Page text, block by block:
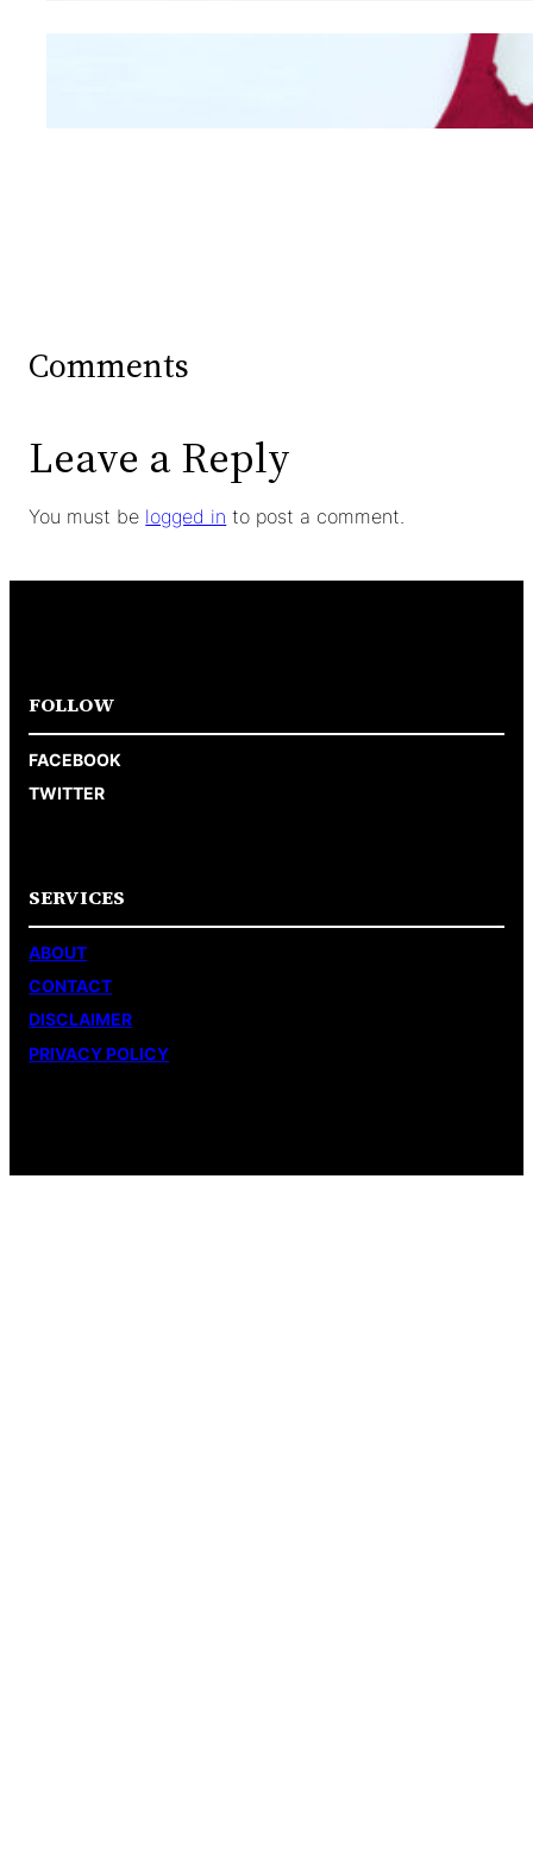
Mengintip Kepribadian
Wanita Dari Warna Bra
Comments
Leave a Reply
You must be logged in to post a comment.
FOLLOW
FACEBOOK
TWITTER
SERVICES
ABOUT
CONTACT
DISCLAIMER
PRIVACY POLICY